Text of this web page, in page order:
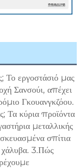
Το εργοστάσιό μας
Σανσούι, απέχει
Γκουανγκζόου.
Τα κύρια προϊόντα
μεταλλικής
σπίτια
χάλυβα. 3.Πώς